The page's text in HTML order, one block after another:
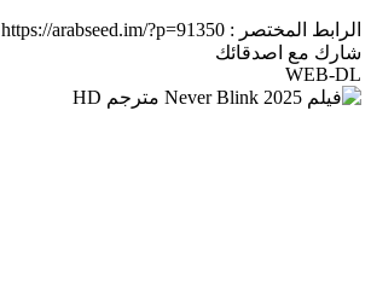
الرابط المختصر : https://arabseed.im/?p=91350
شارك مع اصدقائك
WEB-DL